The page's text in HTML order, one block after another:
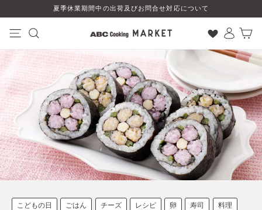
ン
ツ
キ
ッ
プ
す
る
夏季休業期間中の出荷及びお問合せ対応について
こどもの日 ごはん チーズ レシピ 卵 寿司 料理